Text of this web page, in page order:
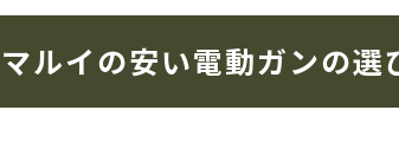
ルイの安い電動ガンの選